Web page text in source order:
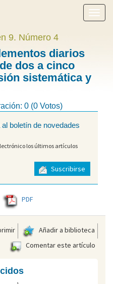
menú
9. Número 4
diarios
dos a cinco
sistemática y
0 (0 Votos)
boletín de novedades
los últimos artículos
Suscribirse
PDF
Añadir a biblioteca
Comentar este artículo